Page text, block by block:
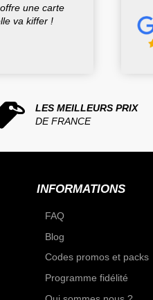
une carte
va kiffer !
LES MEILLEURS PRIX
DE FRANCE
INFORMATIONS
FAQ
Blog
Codes promos et packs
Programme fidélité